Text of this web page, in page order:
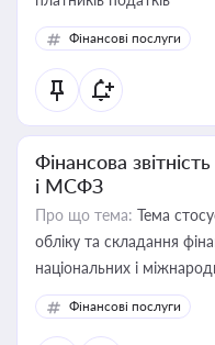
Фінансові послуги
Фінансова
і МСФЗ
Про що тема: Тема
обліку та складання
національних і
Фінансові послуги